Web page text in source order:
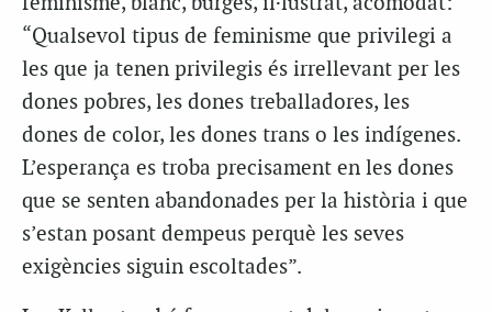
“Qualsevol tipus de feminisme que privilegi a
les que ja tenen privilegis és irrellevant per les
dones pobres, les dones treballadores, les
dones de color, les dones trans o les indígenes.
L’esperança es troba precisament en les dones
que se senten abandonades per la història i que
s’estan posant dempeus perquè les seves
exigències siguin escoltades”.